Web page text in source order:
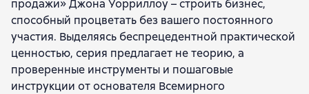
продажи» Джона Уорриллоу – строить бизнес,
способный процветать без вашего постоянного
участия. Выделяясь беспрецедентной практической
ценностью, серия предлагает не теорию, а
проверенные инструменты и пошаговые
инструкции от основателя Всемирного